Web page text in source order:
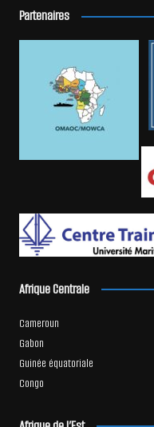
Partenaires
Afrique Centrale
Cameroun
Gabon
Guinée équatoriale
Congo